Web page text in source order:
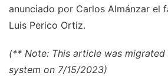
anunciado por Carlos Almánzar el
Luis Perico Ortiz.
(** Note: This article was
system on 7/15/2023)